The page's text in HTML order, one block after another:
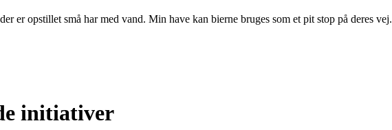
er opstillet små har med vand. Min have kan bierne bruges som et pit stop på deres vej.
initiativer